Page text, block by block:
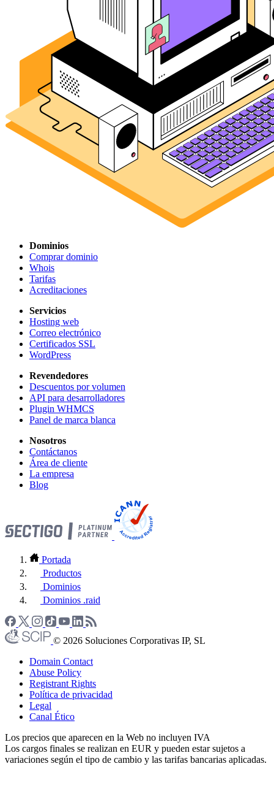
Dominios
Comprar dominio
Whois
Tarifas
Acreditaciones
Servicios
Hosting web
Correo electrónico
Certificados SSL
WordPress
Revendedores
Descuentos por volumen
API para desarrolladores
Plugin WHMCS
Panel de marca blanca
Nosotros
Contáctanos
Área de cliente
La empresa
Blog
Portada
Productos
Dominios
Dominios .raid
© 2026 Soluciones Corporativas IP, SL
Domain Contact
Abuse Policy
Registrant Rights
Política de privacidad
Legal
Canal Ético
Los precios que aparecen en la Web no incluyen IVA
Los cargos finales se realizan en EUR y pueden estar sujetos a
variaciones según el tipo de cambio y las tarifas bancarias aplicadas.